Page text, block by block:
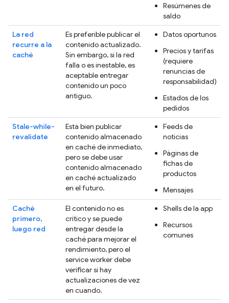
Resúmenes de
saldo
La red
recurre a la
caché
Es preferible publicar el
contenido actualizado.
Sin embargo, si la red
falla o es inestable, es
aceptable entregar
contenido un poco
antiguo.
Datos oportunos
Precios y tarifas
(requiere
renuncias de
responsabilidad)
Estados de los
pedidos
Stale-while-
revalidate
Está bien publicar
contenido almacenado
en caché de inmediato,
pero se debe usar
contenido almacenado
en caché actualizado
en el futuro.
Feeds de
noticias
Páginas de
fichas de
productos
Mensajes
Caché
primero,
luego red
El contenido no es
crítico y se puede
entregar desde la
caché para mejorar el
rendimiento, pero el
service worker debe
verificar si hay
actualizaciones de vez
en cuando.
Shells de la app
Recursos
comunes